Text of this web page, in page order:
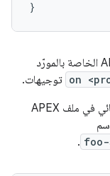
on توجيهات.
يشير إلى ملف ثنائي في ملف APEX
.